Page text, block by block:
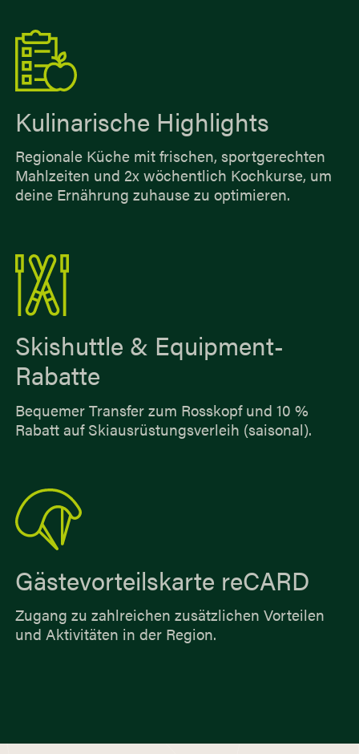
Kulinarische Highlights
Regionale Küche mit frischen, sportgerechten
Mahlzeiten und 2x wöchentlich Kochkurse, um
deine Ernährung zuhause zu optimieren.
Skishuttle & Equipment-
Rabatte
Bequemer Transfer zum Rosskopf und 10 %
Rabatt auf Skiausrüstungsverleih (saisonal).
Gästevorteilskarte reCARD
Zugang zu zahlreichen zusätzlichen Vorteilen
und Aktivitäten in der Region.